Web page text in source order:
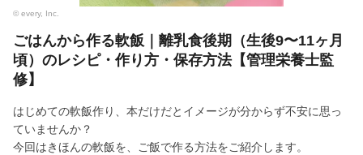
© every, Inc.
ごはんから作る軟飯｜離乳食後期（生後9〜11ヶ月
頃）のレシピ・作り方・保存方法【管理栄養士監
修】
はじめての軟飯作り、本だけだとイメージが分からず不安に思っ
ていませんか？
今回はきほんの軟飯を、ご飯で作る方法をご紹介します。